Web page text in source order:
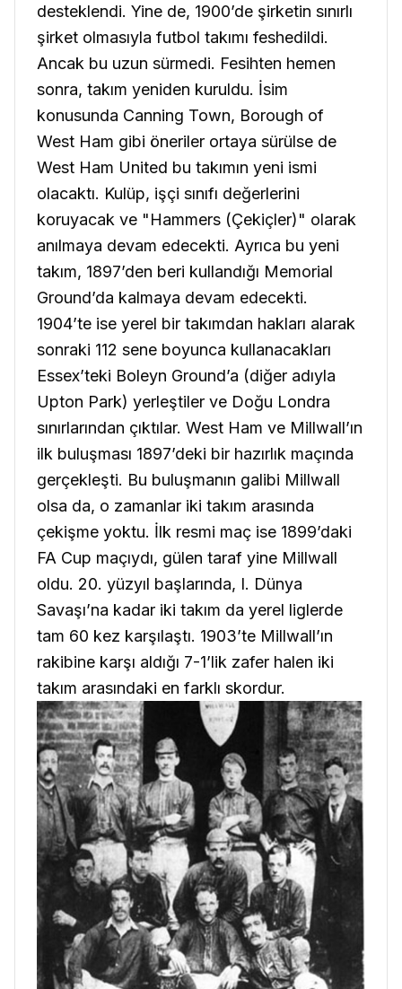
desteklendi. Yine de, 1900’de şirketin sınırlı
şirket olmasıyla futbol takımı feshedildi.
Ancak bu uzun sürmedi. Fesihten hemen
sonra, takım yeniden kuruldu. İsim
konusunda Canning Town, Borough of
West Ham gibi öneriler ortaya sürülse de
West Ham United bu takımın yeni ismi
olacaktı. Kulüp, işçi sınıfı değerlerini
koruyacak ve "Hammers (Çekiçler)" olarak
anılmaya devam edecekti. Ayrıca bu yeni
takım, 1897’den beri kullandığı Memorial
Ground’da kalmaya devam edecekti.
1904’te ise yerel bir takımdan hakları alarak
sonraki 112 sene boyunca kullanacakları
Essex’teki Boleyn Ground’a (diğer adıyla
Upton Park) yerleştiler ve Doğu Londra
sınırlarından çıktılar. West Ham ve Millwall’ın
ilk buluşması 1897’deki bir hazırlık maçında
gerçekleşti. Bu buluşmanın galibi Millwall
olsa da, o zamanlar iki takım arasında
çekişme yoktu. İlk resmi maç ise 1899’daki
FA Cup maçıydı, gülen taraf yine Millwall
oldu. 20. yüzyıl başlarında, I. Dünya
Savaşı’na kadar iki takım da yerel liglerde
tam 60 kez karşılaştı. 1903’te Millwall’ın
rakibine karşı aldığı 7-1’lik zafer halen iki
takım arasındaki en farklı skordur.